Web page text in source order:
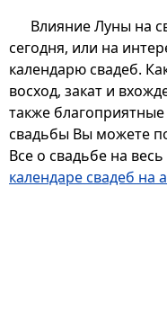
Влияние Луны на
сегодня, или на
календарю свадеб.
восход, закат и
также
свадьбы Вы можете
Все о свадьбе на
календаре свадеб на